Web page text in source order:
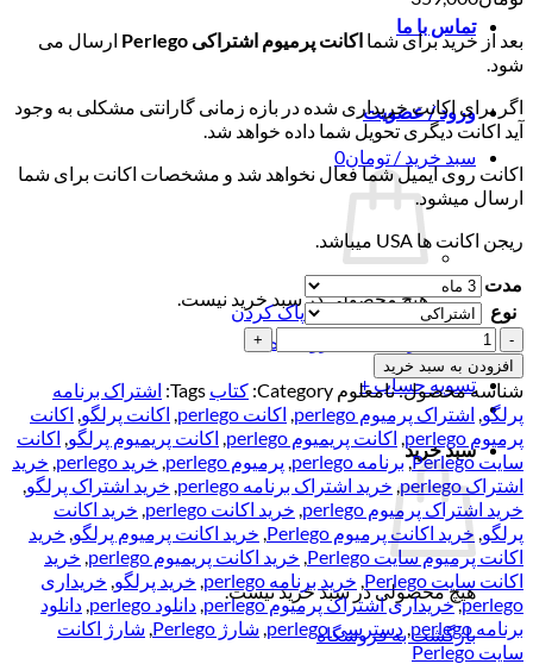
تماس با ما
ورود / عضویت
سبد خرید / تومان0
هیچ محصولی در سبد خرید نیست.
بازگشت به فروشگاه
تسویه حساب+
سبد خرید
هیچ محصولی در سبد خرید نیست.
بازگشت به فروشگاه
بعد از خرید برای شما اکانت پرمیوم اشتراکی Perlego
ارسال می
شود.
اگر برای اکانت خریداری شده در بازه زمانی گارانتی مشکلی به وجود
آید اکانت دیگری تحویل شما داده خواهد شد.
اکانت روی ایمیل شما فعال نخواهد شد و مشخصات اکانت برای شما
ارسال میشود.
ریجن اکانت ها USA میباشد.
مدت
نوع
پاک کردن
اکانت
پرمیوم
Perlego
-
مرجع
کتاب
های
دانشگاهی
عدد
افزودن به سبد خرید
شناسه محصول:نامعلوم Category: کتاب Tags: اشتراک برنامه
پرلگو, اشتراک پرمیوم perlego , اکانت perlego , اکانت پرلگو, اکانت
پرمیوم perlego
, اکانت پریمیوم perlego , اکانت پریمیوم پرلگو, اکانت
سایت Perlego
,برنامه perlego , پرمیوم perlego , خرید perlego , خرید
اشتراک perlego
, خرید اشتراک برنامه perlego , خرید اشتراک پرلگو,
خرید اشتراک پرمیوم perlego
, خرید اکانت perlego , خرید اکانت
پرلگو, خرید اکانت پرمیوم Perlego , خرید اکانت پرمیوم پرلگو, خرید
اکانت پرمیوم سایت Perlego
, خرید اکانت پریمیوم perlego , خرید
اکانت سایت Perlego
, خرید برنامه perlego , خرید پرلگو, خریداری
perlego
,خریداری اشتراک پرمیوم perlego , دانلود perlego , دانلود
برنامه perlego
, دسترسی perlego , شارژ Perlego , شارژ اکانت
سایت Perlego